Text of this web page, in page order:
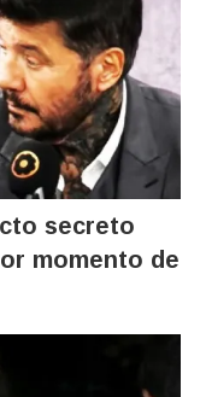
secreto
momento de